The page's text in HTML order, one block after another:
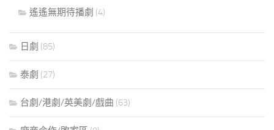
遙遙無期待播劇 (4)
日劇 (85)
泰劇 (27)
台劇/港劇/英美劇/戲曲 (63)